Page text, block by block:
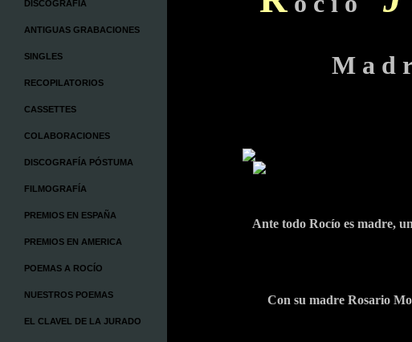
DISCOGRAFÍA
ANTIGUAS GRABACIONES
SINGLES
RECOPILATORIOS
CASSETTES
COLABORACIONES
DISCOGRAFÍA PÓSTUMA
FILMOGRAFÍA
PREMIOS EN ESPAÑA
PREMIOS EN AMERICA
POEMAS A ROCÍO
NUESTROS POEMAS
EL CLAVEL DE LA JURADO
M a d
Ante todo Rocío es madre,
Con su madre Rosario